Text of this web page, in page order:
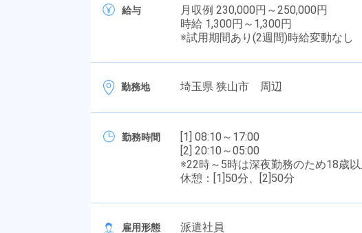
給与
月収例 230,000円～250,000円
時給 1,300円～1,300円
※試用期間あり(2週間)時給変動なし
勤務地 埼玉県 狭山市 周辺
勤務時間
[1] 08:10～17:00
[2] 20:10～05:00
※22時～5時は深夜勤務のため18歳以
休憩：[1]50分、[2]50分
雇用形態 派遣社員